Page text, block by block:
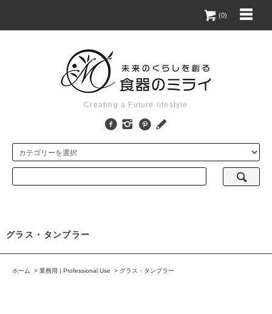
(0)
Creating a Future lifestyle
グラス・タンブラー
ホーム > 業務用 | Professional Use > グラス・タンブラー